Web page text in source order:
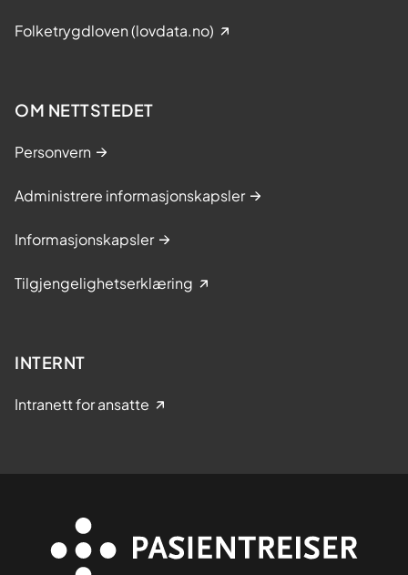
Folketrygdloven (lovdata.no)
OM NETTSTEDET
Personvern
Administrere informasjonskapsler
Informasjonskapsler
Tilgjengelighetserklæring
INTERNT
Intranett for ansatte